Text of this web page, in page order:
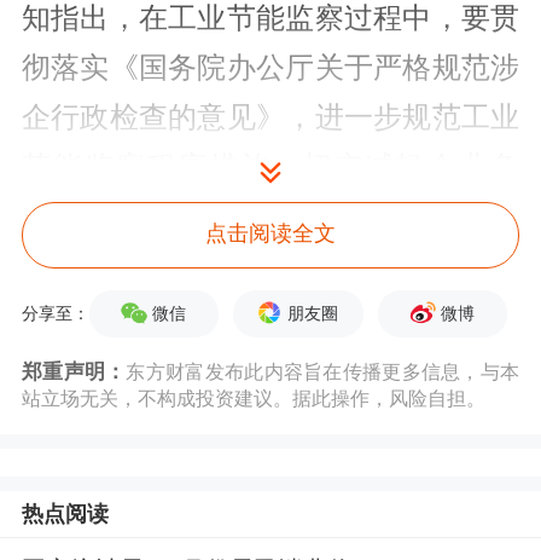
知指出，在工业节能监察过程中，要贯
彻落实《国务院办公厅关于严格规范涉
企行政检查的意见》，进一步规范工业
节能监察程序措施，切实减轻企业负
担。
表示，综合治理光伏行业
低价无序竞争，政策有望进入发力阶
段；华西证券
指出，光伏行业在价格法
修正草案治理“内卷式”竞争及上游产能
整合预期下，有望回归有序竞争态势；
格合理回升和盈利修复，基本面有望得
点击阅读全文
分享至： 微信 朋友圈 微博
郑重声明： 东方财富发布此内容旨在传播更多信息，与本
站立场无关，不构成投资建议。据此操作，风险自担。
热点阅读